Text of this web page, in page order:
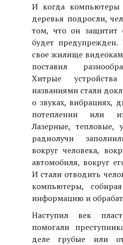
И когда компьютеры
деревья подросли,
том, что он защитит
будет предупрежден.
свое жилище
поставил
Хитрые
названиями стали
о звуках, вибрациях,
потеплении или
Лазерные, тепловые,
радиолучи
вокруг человека,
автомобиля, вокруг
И стали отводить
компьютеры,
информацию и
Наступил век
помогали
деле грубые или